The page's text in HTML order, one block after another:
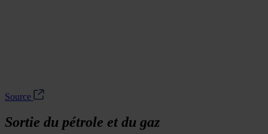
Source
Sortie du pétrole et du gaz